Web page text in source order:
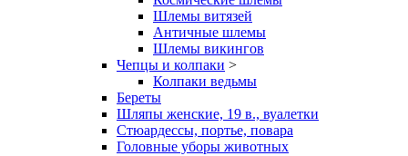
Шлемы витязей
Античные шлемы
Шлемы викингов
Чепцы и колпаки >
Колпаки ведьмы
Береты
Шляпы женские, 19 в., вуалетки
Стюардессы, портье, повара
Головные уборы животных